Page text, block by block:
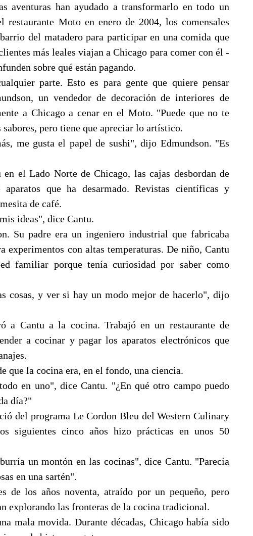
aventuras han ayudado a transformarlo en todo un
restaurante Moto en enero de 2004, los comensales
del matadero para participar en una comida que
más leales viajan a Chicago para comer con él -
sobre qué están pagando.
parte. Esto es para gente que quiere pensar
un vendedor de decoración de interiores de
a Chicago a cenar en el Moto. "Puede que no te
pero tiene que apreciar lo artístico.
me gusta el papel de sushi", dijo Edmundson. "Es
el Lado Norte de Chicago, las cajas desbordan de
que ha desarmado. Revistas científicas y
de café.
ideas", dice Cantu.
Su padre era un ingeniero industrial que fabricaba
experimentos con altas temperaturas. De niño, Cantu
familiar porque tenía curiosidad por saber como
cosas, y ver si hay un modo mejor de hacerlo", dijo
a Cantu a la cocina. Trabajó en un restaurante de
a cocinar y pagar los aparatos electrónicos que
que la cocina era, en el fondo, una ciencia.
en uno", dice Cantu. "¿En qué otro campo puedo
día?"
del programa Le Cordon Bleu del Western Culinary
siguientes cinco años hizo prácticas en unos 50
un montón en las cocinas", dice Cantu. "Parecía
en una sartén".
de los años noventa, atraído por un pequeño, pero
explorando las fronteras de la cocina tradicional.
mala movida. Durante décadas, Chicago había sido